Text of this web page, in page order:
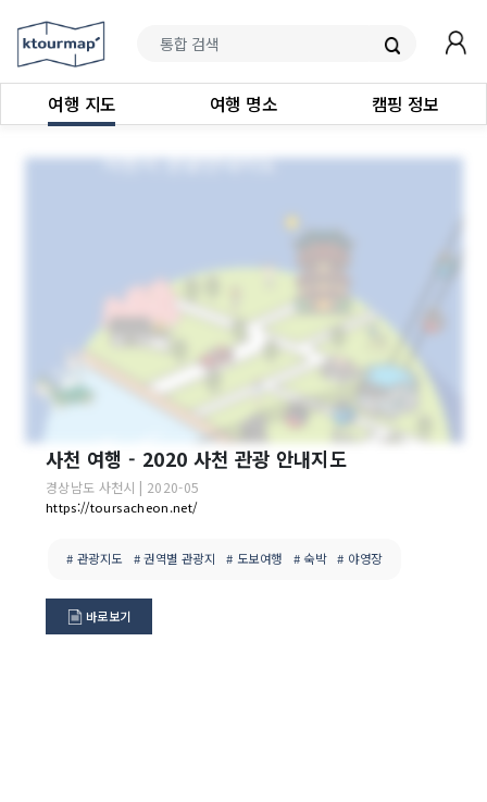
여행 지도 여행 명소 캠핑 정보
사천 여행 - 2020 사천 관광 안내지도
경상남도 사천시 | 2020-05
https://toursacheon.net/
# 관광지도 # 권역별 관광지 # 도보여행 # 숙박 # 야영장
바로보기